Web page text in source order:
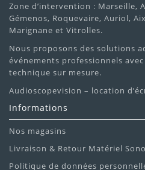
Zone d’intervention : Marseille,
Gémenos, Roquevaire, Auriol,
Marignane et Vitrolles.
Nous proposons des solutions
événements professionnels
technique sur mesure.
Audioscopevision – location
Informations
Nos magasins
Livraison & Retour Matériel
Politique de données